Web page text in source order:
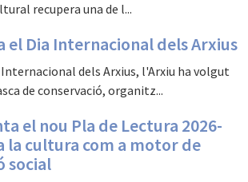
recupera una de l...
el Dia Internacional dels Arxius
dels Arxius, l'Arxiu ha volgut
de conservació, organitz...
el nou Pla de Lectura 2026-
la cultura com a motor de
social